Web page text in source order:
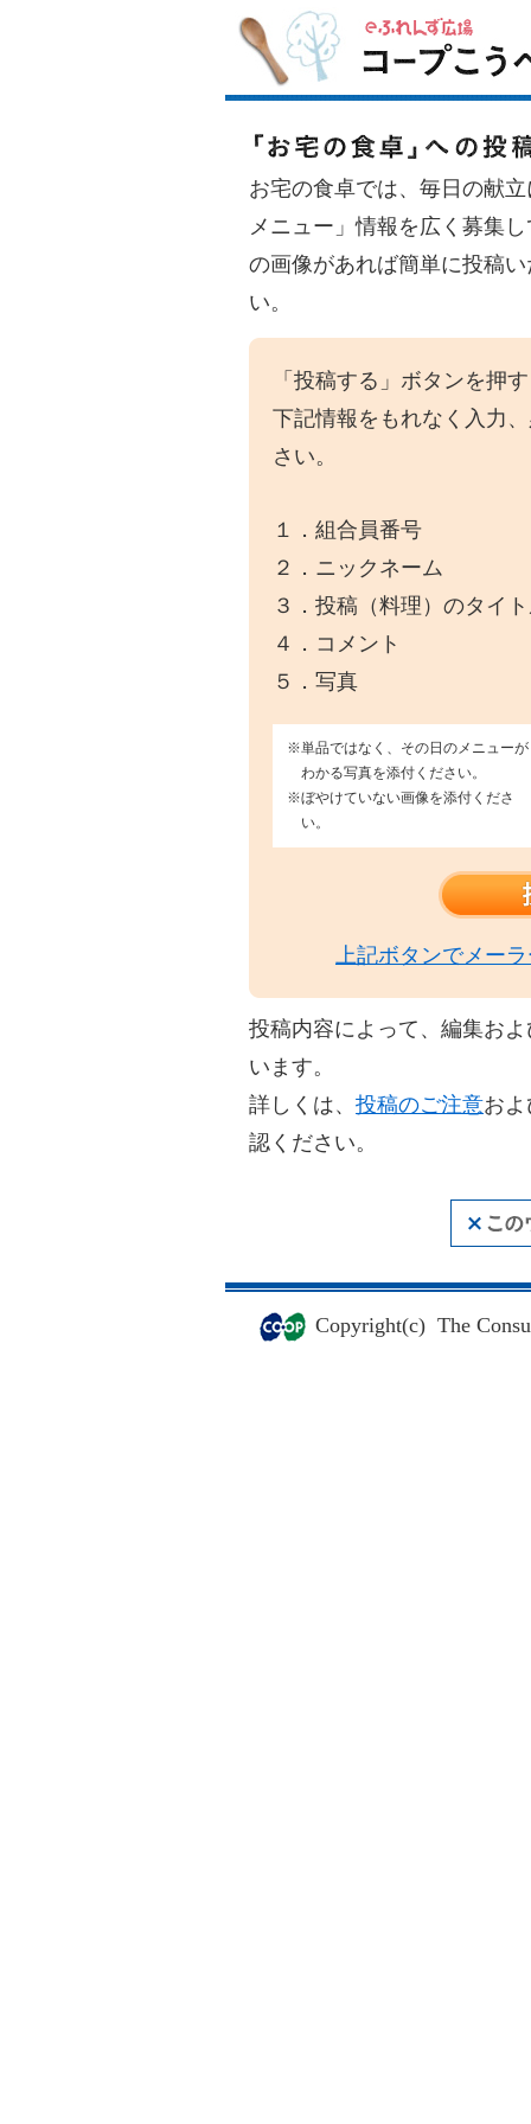
お宅の食卓では、毎日の献
メニュー」情報を広く募集
の画像があれば簡単に投稿
い。
「投稿する」ボタンを押
下記情報をもれなく入力
さい。
１．組合員番号
２．ニックネーム
３．投稿（料理）のタイ
４．コメント
５．写真
※単品ではなく、その日のメニューが
わかる写真を添付ください。
※ぼやけていない画像を添付くださ
い。
上記ボタンでメー
投稿内容によって、編集お
います。
詳しくは、 投稿のご注意お
認ください。
Copyright(c) The